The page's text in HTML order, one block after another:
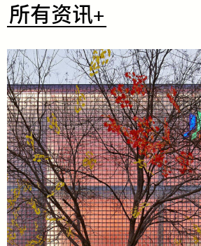
/
​所有资讯+
所有资讯+